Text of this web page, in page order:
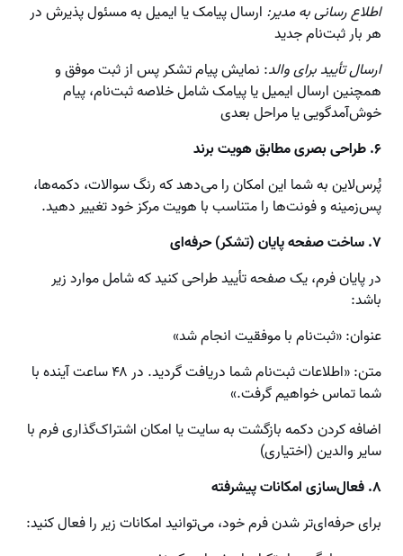
اطلاع رسانی به مدیر: ارسال پیامک یا ایمیل به مسئول پذیرش در
هر بار ثبت‌نام جدید
ارسال تأیید برای والد: نمایش پیام تشکر پس از ثبت موفق و
همچنین ارسال ایمیل یا پیامک شامل خلاصه ثبت‌نام، پیام
خوش‌آمدگویی یا مراحل بعدی
۶. طراحی بصری مطابق هویت برند
پُرس‌لاین به شما این امکان را می‌دهد که رنگ سوالات، دکمه‌ها،
پس‌زمینه و فونت‌ها را متناسب با هویت مرکز خود تغییر دهید.
۷. ساخت صفحه پایان (تشکر) حرفه‌ای
در پایان فرم، یک صفحه تأیید طراحی کنید که شامل موارد زیر
باشد:
عنوان: «ثبت‌نام با موفقیت انجام شد»
متن: «اطلاعات ثبت‌نام شما دریافت گردید. در ۴۸ ساعت آینده با
شما تماس خواهیم گرفت.»
اضافه کردن دکمه بازگشت به سایت یا امکان اشتراک‌گذاری فرم با
سایر والدین (اختیاری)
۸. فعال‌سازی امکانات پیشرفته
برای حرفه‌ای‌تر شدن فرم خود، می‌توانید امکانات زیر را فعال کنید: